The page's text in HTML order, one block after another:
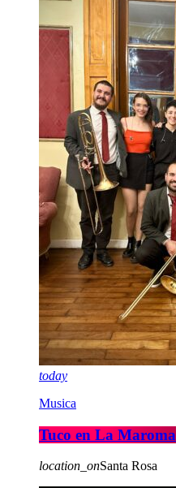
today
Musica
Tuco en La Maroma
location_onSanta Rosa